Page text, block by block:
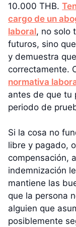
10.000 THB.
cargo de un
laboral, no solo
futuros, sino
y demuestra
correctamente.
normativa
antes de que tu
periodo de
Si la cosa no
libre y pagado,
compensación,
indemnización
mantiene las
que la persona
alguien que
posiblemente